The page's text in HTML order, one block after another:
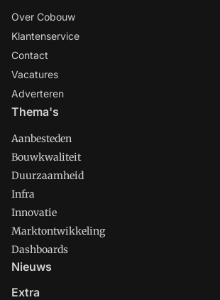
Over Cobouw
Klantenservice
Contact
Vacatures
Adverteren
Thema's
Aanbesteden
Bouwkwaliteit
Duurzaamheid
Infra
Innovatie
Marktontwikkeling
Dashboards
Nieuws
Extra